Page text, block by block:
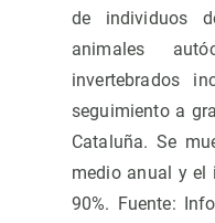
de individuos
animales
invertebrados
seguimiento a
Cataluña. Se
medio anual y el
90%. Fuente: